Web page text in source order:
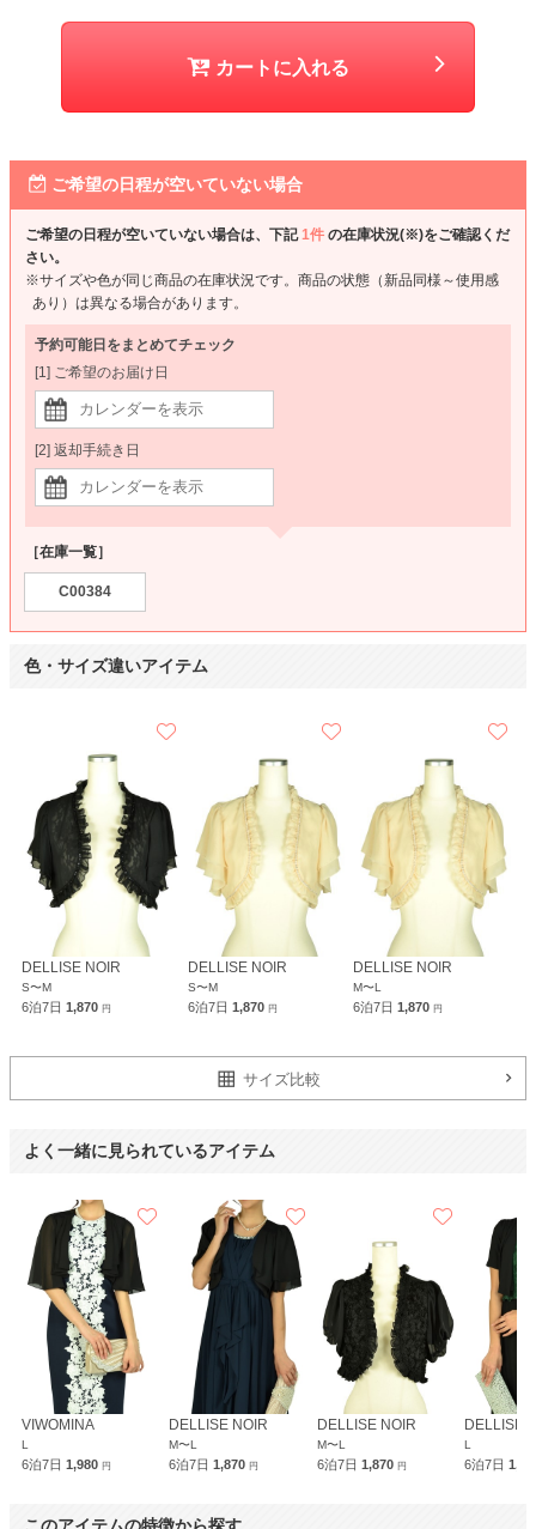
カートに入れる
ご希望の日程が空いていない場合
ご希望の日程が空いていない場合は、下記1件 の在庫状況(※)をご確認くだ
さい。
※サイズや色が同じ商品の在庫状況です。商品の状態（新品同様～使用感
あり）は異なる場合があります。
予約可能日をまとめてチェック
[1] ご希望のお届け日
[2] 返却手続き日
［在庫一覧］
C00384
色・サイズ違いアイテム
DELLISE NOIR
S〜M
6泊7日 1,870 円
DELLISE NOIR
S〜M
6泊7日 1,870 円
DELLISE NOIR
M〜L
6泊7日1,870円
サイズ比較
よく一緒に見られているアイテム
VIWOMINA
L
6泊7日 1,980 円
DELLISE NOIR
M〜L
6泊7日1,870円
DELLISE NOIR
M〜L
6泊7日 1,870 円
DELLISE
L
6泊7日